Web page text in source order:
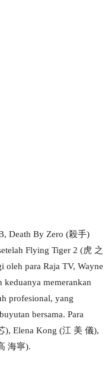
Death By Zero (殺手)
Flying Tiger 2 (虎 之
para Raja TV, Wayne
memerankan
profesional, yang
bersama. Para
), Elena Kong (江 美 儀),
海寧).